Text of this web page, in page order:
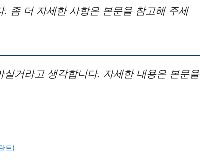
좀 더 자세한 사항은 본문을 참고해 주세
실거라고 생각합니다. 자세한 내용은 본문을
트)